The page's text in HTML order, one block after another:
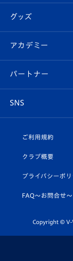
チケット
イベント
メディア
ホームタウン
スタッフプロフィ
マスコット紹介
平和祈念活動
ホームタウン
はじめての観
Revive Team
ヴィヴィくんの
フォトギャラ
スタジアムグル
チケット
V-LOVERS（
プレイヤーズス
グッズ
オンラインショ
店舗情報
アカデミー
育成からのお知
U-18
スクール
パートナー
SNS
ヴィヴィくんイ
公式LINE＠
ご利用規約
クラブ概要
プライバシーポ
FAQ〜お問合せ〜
Copyright © V-